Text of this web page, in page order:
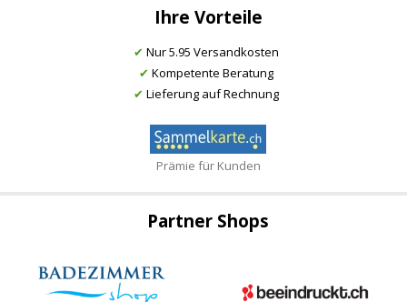
Ihre Vorteile
✔ Nur 5.95 Versandkosten
✔ Kompetente Beratung
✔ Lieferung auf Rechnung
Prämie für Kunden
Partner Shops